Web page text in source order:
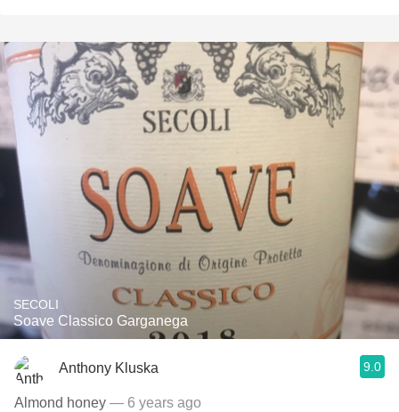
SECOLI
Soave Classico Garganega
Anthony Kluska 9.0
Almond honey — 6 years ago